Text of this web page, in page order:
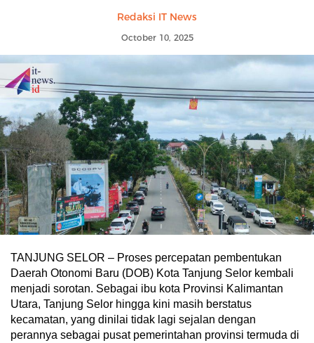
Redaksi IT News
October 10, 2025
TANJUNG SELOR – Proses percepatan pembentukan
Daerah Otonomi Baru (DOB) Kota Tanjung Selor kembali
menjadi sorotan. Sebagai ibu kota Provinsi Kalimantan
Utara, Tanjung Selor hingga kini masih berstatus
kecamatan, yang dinilai tidak lagi sejalan dengan
perannya sebagai pusat pemerintahan provinsi termuda di